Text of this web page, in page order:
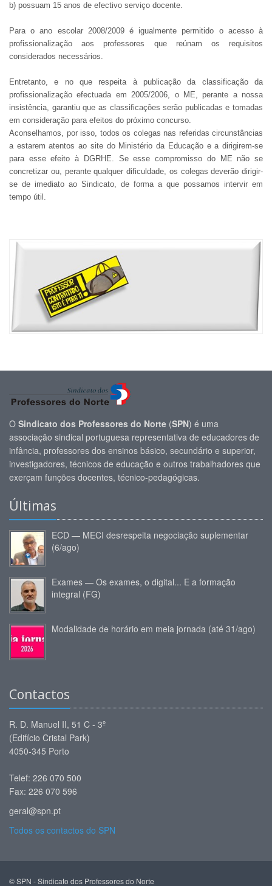
b) possuam 15 anos de efectivo serviço docente.
Para o ano escolar 2008/2009 é igualmente permitido o acesso à
profissionalização aos professores que reúnam os requisitos
considerados necessários.
Entretanto, e no que respeita à publicação da classificação da
profissionalização efectuada em 2005/2006, o ME, perante a nossa
insistência, garantiu que as classificações serão publicadas e tomadas
em consideração para efeitos do próximo concurso.
Aconselhamos, por isso, todos os colegas nas referidas circunstâncias
a estarem atentos ao site do Ministério da Educação e a dirigirem-se
para esse efeito à DGRHE. Se esse compromisso do ME não se
concretizar ou, perante qualquer dificuldade, os colegas deverão dirigir-
se de imediato ao Sindicato, de forma a que possamos intervir em
tempo útil.
O Sindicato dos Professores do Norte (SPN) é uma
associação sindical portuguesa representativa de educadores de
infância, professores dos ensinos básico, secundário e superior,
investigadores, técnicos de educação e outros trabalhadores que
exerçam funções docentes, técnico-pedagógicas.
Últimas
ECD — MECI desrespeita negociação suplementar
(6/ago)
Exames — Os exames, o digital... E a formação
integral (FG)
Modalidade de horário em meia jornada (até 31/ago)
Contactos
R. D. Manuel II, 51 C - 3º
(Edifício Cristal Park)
4050-345 Porto
Telef: 226 070 500
Fax: 226 070 596
geral@spn.pt
Todos os contactos do SPN
© SPN - Sindicato dos Professores do Norte